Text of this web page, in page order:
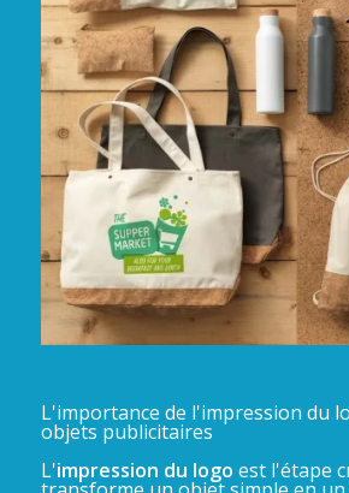
L'importance de l'impression du
objets publicitaires
L'impression du logo est l'étape